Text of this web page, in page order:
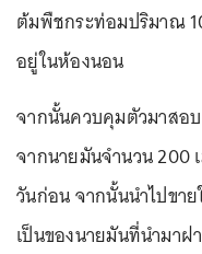
ต้มพืชกระท่อมปริมาณ
อยู่ในห้องนอน
จากนั้นควบคุมตัวมาสอ
จากนายมันจำนวน 200
วันก่อน จากนั้นนำไปขา
เป็นของนายมันที่นำมาฝ